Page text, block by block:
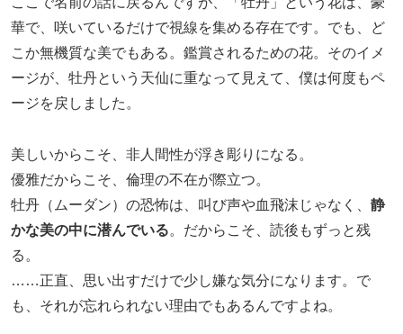
華で、咲いているだけで視線を集める存在です。でも、ど
こか無機質な美でもある。鑑賞されるための花。そのイメ
ージが、牡丹という天仙に重なって見えて、僕は何度もペ
ージを戻しました。
美しいからこそ、非人間性が浮き彫りになる。
優雅だからこそ、倫理の不在が際立つ。
牡丹（ムーダン）の恐怖は、叫び声や血飛沫じゃなく、 静
かな美の中に潜んでいる。だからこそ、読後もずっと残
る。
……正直、思い出すだけで少し嫌な気分になります。で
も、それが忘れられない理由でもあるんですよね。